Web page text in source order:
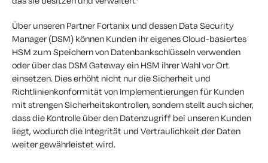
Über unseren Partner Fortanix und dessen Data Security
Manager (DSM) können Kunden ihr eigenes Cloud-basiertes
HSM zum Speichern von Datenbankschlüsseln verwenden
oder über das DSM Gateway ein HSM ihrer Wahl vor Ort
einsetzen. Dies erhöht nicht nur die Sicherheit und
Richtlinienkonformität von Implementierungen für Kunden
mit strengen Sicherheitskontrollen, sondern stellt auch sicher,
dass die Kontrolle über den Datenzugriff bei unseren Kunden
liegt, wodurch die Integrität und Vertraulichkeit der Daten
weiter gewährleistet wird.